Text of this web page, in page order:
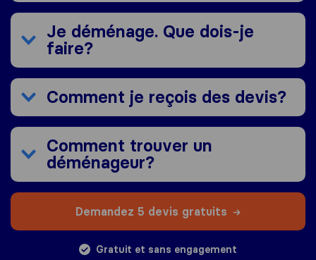
Je déménage. Que dois-je
faire?
Comment je reçois des devis?
Comment trouver un
déménageur?
Demandez 5 devis gratuits
Gratuit et sans engagement